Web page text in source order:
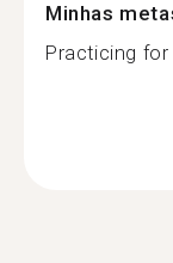
Minhas
Practicing for